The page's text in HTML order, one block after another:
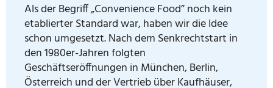
Als der Begriff „Convenience Food” noch kein
etablierter Standard war, haben wir die Idee
schon umgesetzt. Nach dem Senkrechtstart in
den 1980er-Jahren folgten
Geschäftseröffnungen in München, Berlin,
Österreich und der Vertrieb über Kaufhäuser,